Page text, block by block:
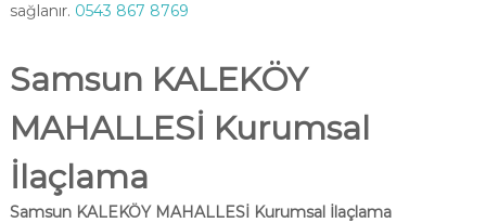
sağlanır. 0543 867 8769
Samsun KALEKÖY
MAHALLESİ Kurumsal
İlaçlama
Samsun KALEKÖY MAHALLESİ Kurumsal İlaçlama